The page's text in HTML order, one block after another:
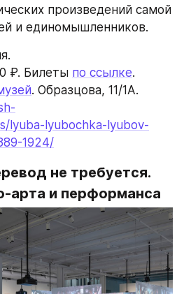
произведений самой
и единомышленников.
₽. Билеты по ссылке.
. Образцова, 11/1А.
lyuba-lyubochka-lyubov-
1924/
не требуется.
арта и перформанса